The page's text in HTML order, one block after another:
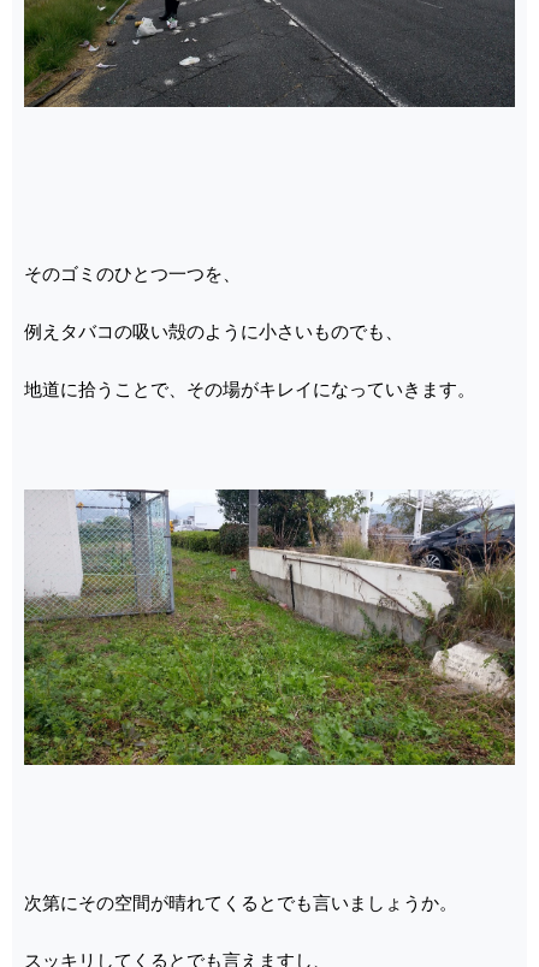
そのゴミのひとつ一つを、
例えタバコの吸い殻のように小さいものでも、
地道に拾うことで、その場がキレイになっていきます。
次第にその空間が晴れてくるとでも言いましょうか。
スッキリしてくるとでも言えますし、